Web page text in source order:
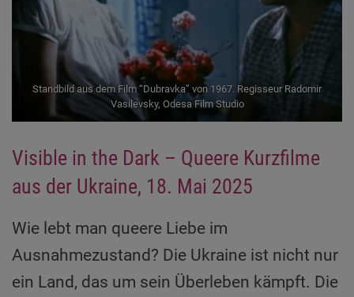
Standbild aus dem Film “Dubravka” von 1967. Regisseur Radomir
Vasilevsky, Odesa Film Studio
Visible in the Dark – Queere Kurzfilme
aus der Ukraine, 18. Mai 2025
Wie lebt man queere Liebe im
Ausnahmezustand? Die Ukraine ist nicht nur
ein Land, das um sein Überleben kämpft. Die